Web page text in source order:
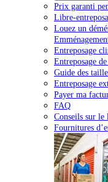
Prix garanti
Libre-
Louez un
Entreposage
Entreposage
Guide des
Entreposage
Payer ma
FAQ
Conseils sur le
Fournitures